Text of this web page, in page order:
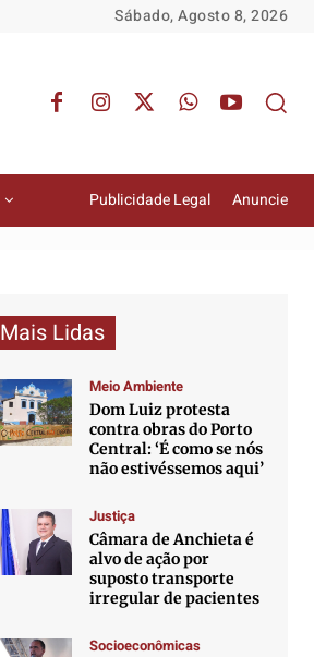
Sábado, Agosto 8, 2026
Publicidade Legal Anuncie
Mais Lidas
Meio Ambiente
Dom Luiz protesta
contra obras do Porto
Central: ‘É como se nós
não estivéssemos aqui’
Justiça
Câmara de Anchieta é
alvo de ação por
suposto transporte
irregular de pacientes
Socioeconômicas